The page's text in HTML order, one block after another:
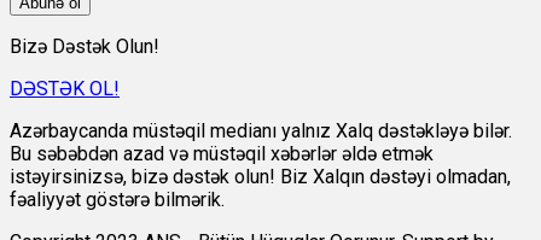
Bizə Dəstək Olun!
DƏSTƏK OL!
Azərbaycanda müstəqil medianı yalnız Xalq dəstəkləyə bilər.
Bu səbəbdən azad və müstəqil xəbərlər əldə etmək
istəyirsinizsə, bizə dəstək olun! Biz Xalqın dəstəyi olmadan,
fəaliyyət göstərə bilmərik.